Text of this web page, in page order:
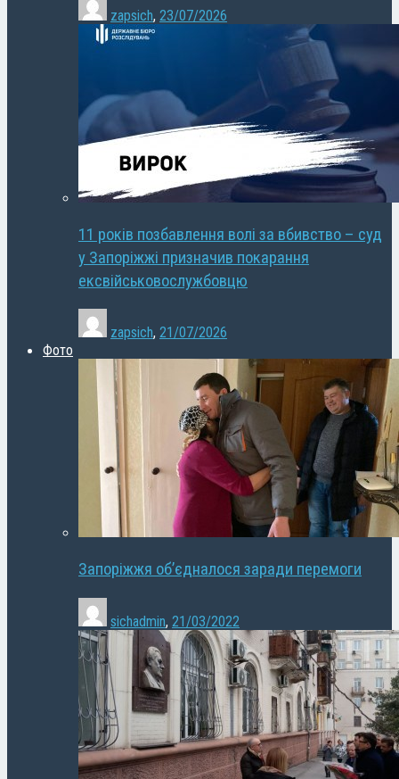
zapsich, 23/07/2026
11 років позбавлення волі за вбивство – суд
у Запоріжжі призначив покарання
ексвійськовослужбовцю
zapsich, 21/07/2026
Фото
Запоріжжя об’єдналося заради перемоги
sichadmin, 21/03/2022